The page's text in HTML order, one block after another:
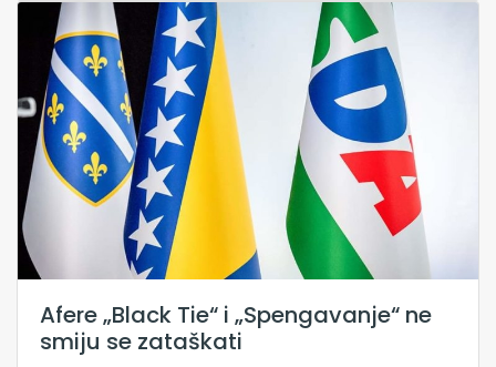
Afere „Black Tie“ i „Spengavanje“ ne
smiju se zataškati